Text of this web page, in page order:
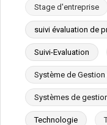
Stage d'entreprise
suivi évaluation de
Suivi-Evaluation
Système de
Systèmes de
Technologie